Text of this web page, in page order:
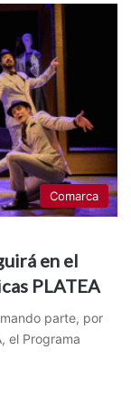
Comarca
en el
PLATEA
parte, por
el Programa